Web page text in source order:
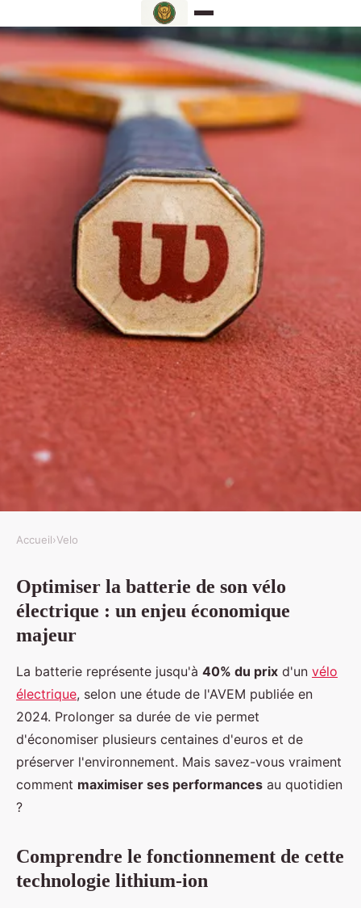
Astuces pour allonger la vie de
votre batterie de vélo électrique
Accueil›Velo
Optimiser la batterie de son vélo
électrique : un enjeu économique
majeur
La batterie représente jusqu'à 40% du prix d'un vélo
électrique, selon une étude de l'AVEM publiée en
2024. Prolonger sa durée de vie permet
d'économiser plusieurs centaines d'euros et de
préserver l'environnement. Mais savez-vous vraiment
comment maximiser ses performances au quotidien
?
Comprendre le fonctionnement de cette
technologie lithium-ion